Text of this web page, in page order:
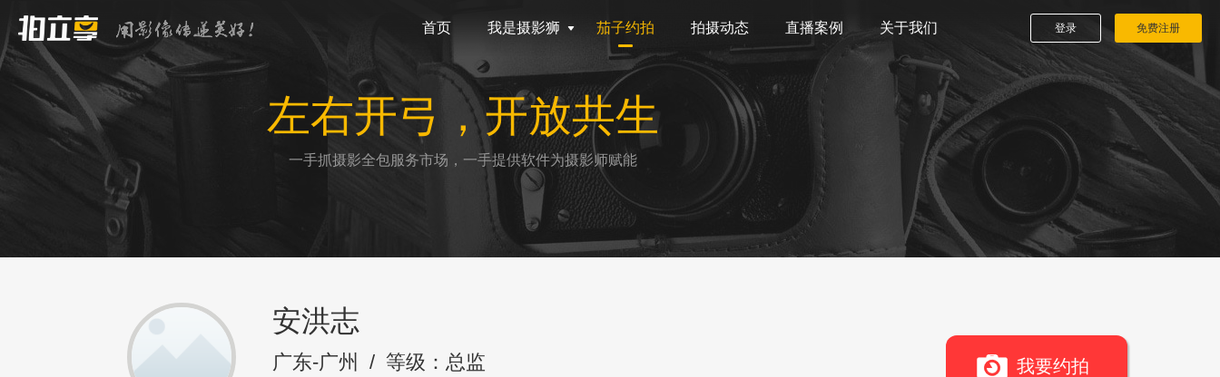
首页 我是摄影狮 茄子约拍 拍摄动态 直播案例 关于我们 登录 免费注册
左右开弓，开放共生
一手抓摄影全包服务市场，一手提供软件为摄影师赋能
安洪志
广东-广州 / 等级：总监 我要约拍